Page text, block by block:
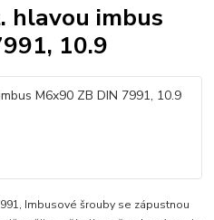
hlavou imbus
10.9
Imbusové šrouby se zápustnou